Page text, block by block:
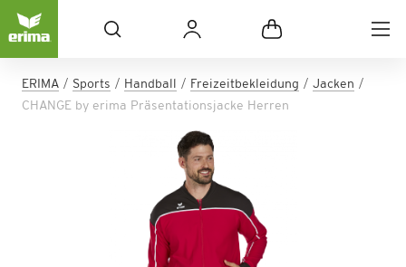
ERIMA Sports Handball Freizeitbekleidung
Jacken
CHANGE by erima Präsentationsjacke Herren